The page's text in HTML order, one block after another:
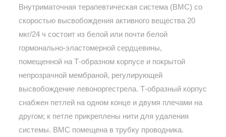
Внутриматочная терапевтическая система (ВМС) со
скоростью высвобождения активного вещества 20
мкг/24 ч состоит из белой или почти белой
гормонально-эластомерной сердцевины,
помещенной на Т-образном корпусе и покрытой
непрозрачной мембраной, регулирующей
высвобождение левоноргестрела. Т-образный корпус
снабжен петлей на одном конце и двумя плечами на
другом; к петле прикреплены нити для удаления
системы. ВМС помещена в трубку проводника.